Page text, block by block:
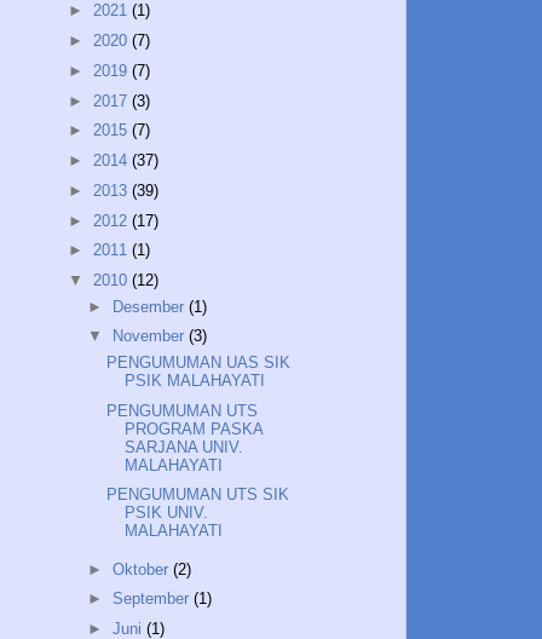
► 2021 (1)
► 2020 (7)
► 2019 (7)
► 2017 (3)
► 2015 (7)
► 2014 (37)
► 2013 (39)
► 2012 (17)
► 2011 (1)
▼ 2010 (12)
► Desember (1)
▼
November (3)
PENGUMUMAN UAS SIK
PSIK MALAHAYATI
PENGUMUMAN UTS
PROGRAM PASKA
SARJANA UNIV.
MALAHAYATI
PENGUMUMAN UTS SIK
PSIK UNIV.
MALAHAYATI
► Oktober (2)
► September (1)
► Juni (1)